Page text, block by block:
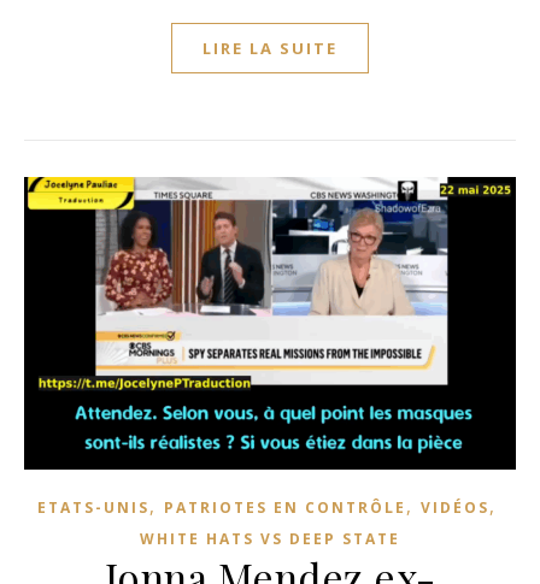
LIRE LA SUITE
ETATS-UNIS, PATRIOTES EN CONTRÔLE , VIDÉOS,
WHITE HATS VS DEEP STATE